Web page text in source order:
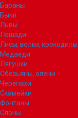
Бараны
Быки
Львы
Лошади
Лисы, волки, крокодилы
Медведи
Лягушки
Обезьяны, олени
Черепахи
Скамейки
Фонтаны
Слоны